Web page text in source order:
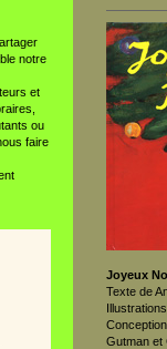
notre
et
ou
faire
Joyeux
Texte de
Gutman et